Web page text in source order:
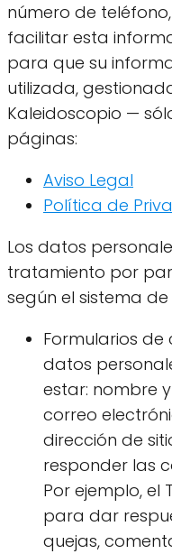
número de
facilitar esta
para que su
utilizada,
Kaleidoscopio —
páginas:
Aviso Legal
Política de
Los datos
tratamiento por
según el sistema
Formularios de
datos
estar: nombre
correo
dirección de
responder las
Por ejemplo, el
para dar
quejas,